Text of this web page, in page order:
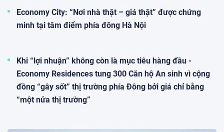
Economy City: “Nơi nhà thật – giá thật” được chứng
minh tại tâm điểm phía đông Hà Nội
Khi “lợi nhuận” không còn là mục tiêu hàng đầu -
Economy Residences tung 300 Căn hộ An sinh vì cộng
đồng “gây sốt” thị trường phía Đông bởi giá chỉ bằng
“một nửa thị trường”